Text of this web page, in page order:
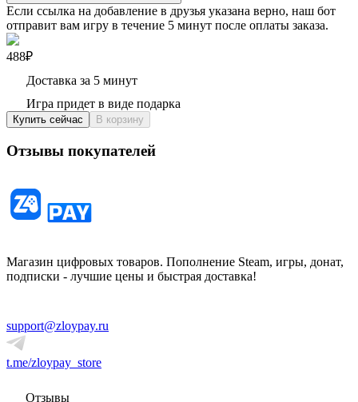
Если ссылка на добавление в друзья указана верно, наш бот
отправит вам игру в течение 5 минут после оплаты заказа.
488₽
Доставка за 5 минут
Игра придет в виде подарка
Купить сейчас В корзину
Отзывы покупателей
Магазин цифровых товаров. Пополнение Steam, игры, донат,
подписки - лучшие цены и быстрая доставка!
support@zloypay.ru
t.me/zloypay_store
Отзывы